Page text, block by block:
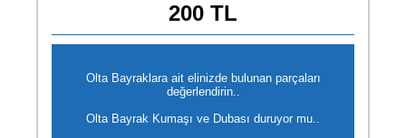
200 TL
Olta Bayraklara ait elinizde bulunan parçaları
değerlendirin..
Olta Bayrak Kumaşı ve Dubası duruyor mu..